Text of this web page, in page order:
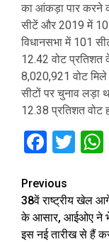
का आंकड़ा पार करने
सीटें और 2019 में 105
विधानसभा में 101
12.42 वोट प्रतिशत
8,020,921 वोट
सीटों पर चुनाव लड़ा
12.38 प्रतिशत वोट
Continue
Reading
Previous
38वें राष्ट्रीय खेल
के आसार, आईओए ने
इस नई तारीख से हैं